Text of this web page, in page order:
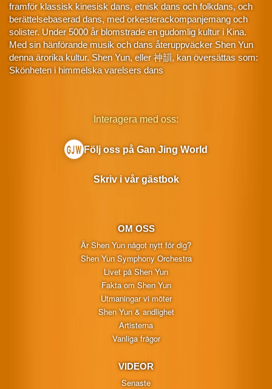
framför klassisk kinesisk dans, etnisk dans och folkdans, och
berättelsebaserad dans, med orkesterackompanjemang och
solister. Under 5000 år blomstrade en gudomlig kultur i Kina.
Med sin hänförande musik och dans återuppväcker Shen Yun
denna ärorika kultur. Shen Yun, eller 神韻, kan översättas som:
Skönheten i himmelska varelsers dans
OM OSS
Är Shen Yun något nytt för dig?
Shen Yun Symphony Orchestra
Livet på Shen Yun
Fakta om Shen Yun
Utmaningar vi möter
Shen Yun & andlighet
Artisterna
Vanliga frågor
VIDEOR
Senaste
Interagera med oss:
Följ oss på Gan Jing World
Skriv i vår gästbok